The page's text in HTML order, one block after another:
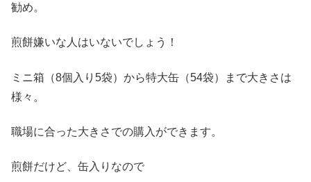
勧め。
煎餅嫌いな人はいないでしょう！
ミニ箱（8個入り5袋）から特大缶（54袋）まで大きさは
様々。
職場に合った大きさでの購入ができます。
煎餅だけど、缶入りなので